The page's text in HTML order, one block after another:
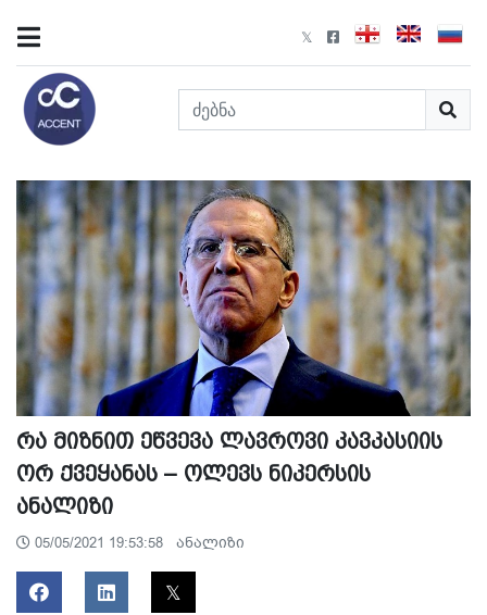
რა მიზნით ეწვევა ლავროვი კავკასიის
ორ ქვეყანას – ოლევს ნიკერსის
ანალიზი
05/05/2021 19:53:58 ანალიზი